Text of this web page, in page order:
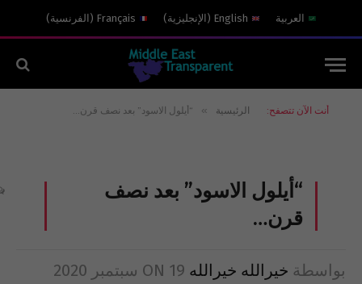
العربية English
( الإنجليزية)
Français
( الفرنسية)
أنت الآن تتصفح: الرئيسية » “أيلول الاسود” بعد نصف قرن…
“أيلول الاسود” بعد نصف
قرن…
بواسطة خيرالله خيرالله ON 19 سبتمبر 2020